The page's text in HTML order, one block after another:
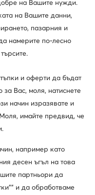
на Вашите нужди.
на Вашите данни,
пазарния и
намерите по-лесно
и оферти да бъдат
Вас, моля, натиснете
начин изразявате и
имайте предвид, че
например като
десен ъгъл на това
партньори да
и да обработваме